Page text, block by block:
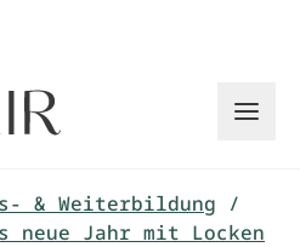
& Weiterbildung /
Jahr mit Locken